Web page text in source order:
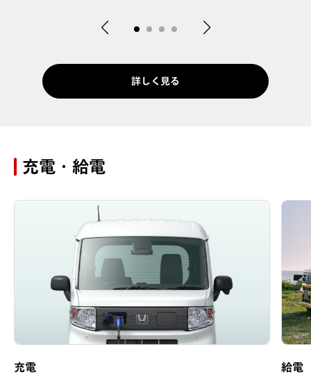
詳しく見る
充電・給電
充電
給電